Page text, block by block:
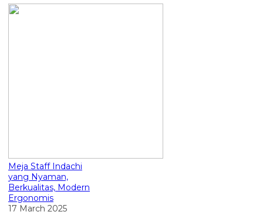
Meja Staff Indachi
yang Nyaman,
Berkualitas, Modern
Ergonomis
17 March 2025